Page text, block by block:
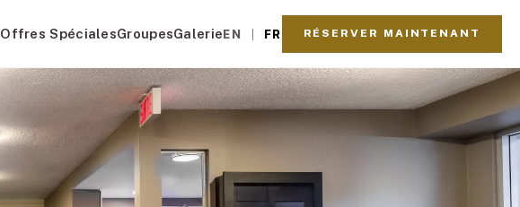
Offres SpécialesGroupesGalerieEN FR RÉSERVER MAINTENANT